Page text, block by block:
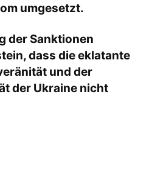
umgesetzt.
der Sanktionen
dass die eklatante
und der
der Ukraine nicht